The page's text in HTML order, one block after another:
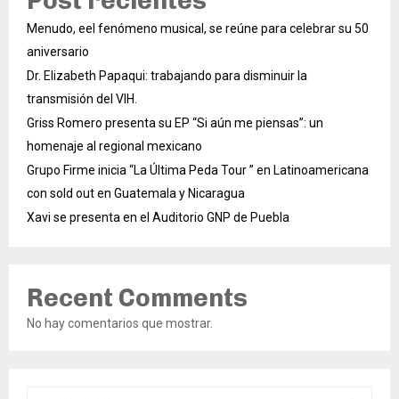
Menudo, eel fenómeno musical, se reúne para celebrar su 50
aniversario
Dr. Elizabeth Papaqui: trabajando para disminuir la
transmisión del VIH.
Griss Romero presenta su EP “Si aún me piensas”: un
homenaje al regional mexicano
Grupo Firme inicia “La Última Peda Tour ” en Latinoamericana
con sold out en Guatemala y Nicaragua
Xavi se presenta en el Auditorio GNP de Puebla
Recent Comments
No hay comentarios que mostrar.